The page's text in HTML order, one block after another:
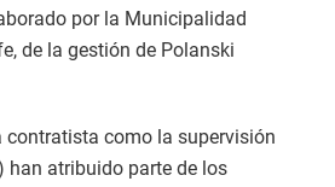
por la Municipalidad
de la gestión de Polanski
contratista como la supervisión
han atribuido parte de los